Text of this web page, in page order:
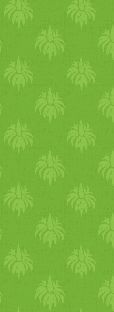
majd
és utána
csokis
(vegán) -
felett
a darabokra
még
pár